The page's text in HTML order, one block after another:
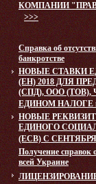
КОМПАНИИ
>>>
Справка об
банкротстве
НОВЫЕ СТАВКИ
(ЕН) 2018 ДЛЯ
(СПД), ООО (ТОВ),
ЕДИНОМ НАЛОГЕ
НОВЫЕ
ЕДИНОГО
(ЕСВ) С СЕНТЯБРЯ
Получение справок
всей Украине